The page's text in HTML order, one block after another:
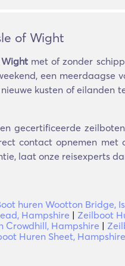
of Wight
met of zonder
een
kusten of
gecertificeerde
contact opnemen
laat onze reisexperts
huren Wootton Bridge,
Hampshire | Zeilboot
Crowdhill, Hampshire |
Huren Sheet, Hampshire